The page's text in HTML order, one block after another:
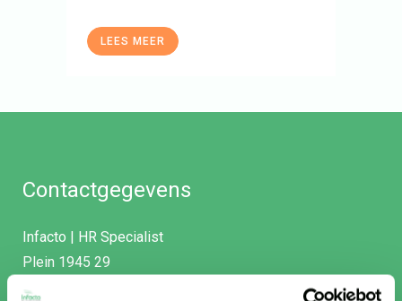
LEES MEER
Contactgegevens
Infacto | HR Specialist
Plein 1945 29
1251 MA Laren